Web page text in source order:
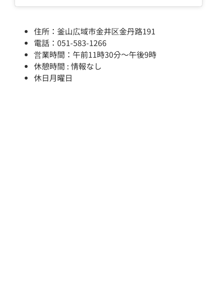
住所：釜山広域市金井区金丹路191
電話：051-583-1266
営業時間：午前11時30分～午後9時
休憩時間 : 情報なし
休日月曜日